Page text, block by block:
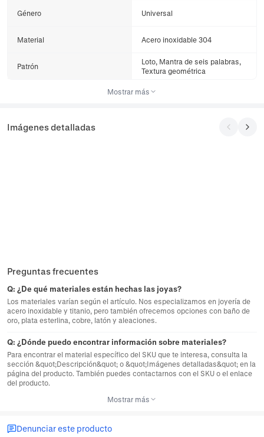
Género Universal
Material Acero inoxidable 304
Patrón
Loto, Mantra de seis palabras,
Textura geométrica
Mostrar más
Imágenes detalladas
Preguntas frecuentes
Q: ¿De qué materiales están hechas las joyas?
Los materiales varían según el artículo. Nos especializamos en joyería de
acero inoxidable y titanio, pero también ofrecemos opciones con baño de
oro, plata esterlina, cobre, latón y aleaciones.
Q: ¿Dónde puedo encontrar información sobre materiales?
Para encontrar el material específico del SKU que te interesa, consulta la
sección &quot;Descripción&quot; o &quot;Imágenes detalladas&quot; en la
página del producto. También puedes contactarnos con el SKU o el enlace
del producto.
Mostrar más
Denunciar este producto